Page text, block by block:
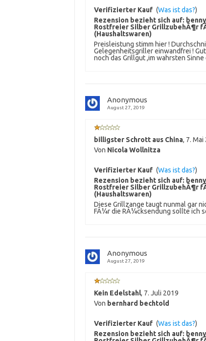
Verifizierter Kauf (Was ist das?)
Rezension bezieht sich auf:
Rostfreier Silber GrillzubehÃ¶r
(Haushaltswaren)
Preisleistung stimm hier !
Gelegenheitsgriller einwandfrei !
noch das Grillgut ,im wahrsten
Anonymous
August 27, 2019
billigster Schrott aus China, 7. Mai
Von Nicola Wollnitza
Verifizierter Kauf (Was ist das?)
Rezension bezieht sich auf:
Rostfreier Silber GrillzubehÃ¶r
(Haushaltswaren)
Diese Grillzange taugt nunmal gar
FÃ¼r die RÃ¼cksendung sollte ich
Anonymous
August 27, 2019
Kein Edelstahl, 7. Juli 2019
Von bernhard bechtold
Verifizierter Kauf (Was ist das?)
Rezension bezieht sich auf: